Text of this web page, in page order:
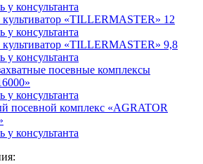
у консультанта
«TILLERMASTER» 12
у консультанта
«TILLERMASTER» 9,8
у консультанта
посевные комплексы
у консультанта
посевной комплекс «AGRATOR
у консультанта